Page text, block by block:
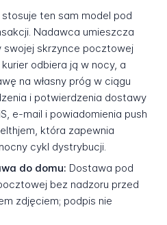
stosuje ten sam model pod
Nadawca umieszcza
swojej skrzynce pocztowej
odbiera ją w nocy, a
na własny próg w ciągu
i potwierdzenia dostawy
e-mail i powiadomienia push
która zapewnia
cykl dystrybucji.
do domu: Dostawa pod
bez nadzoru przed
zdjęciem; podpis nie